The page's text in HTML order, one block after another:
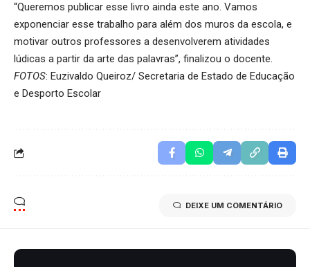
“Queremos publicar esse livro ainda este ano. Vamos
exponenciar esse trabalho para além dos muros da escola, e
motivar outros professores a desenvolverem atividades
lúdicas a partir da arte das palavras”, finalizou o docente.
FOTOS: Euzivaldo Queiroz/ Secretaria de Estado de Educação
e Desporto Escolar
DEIXE UM COMENTÁRIO